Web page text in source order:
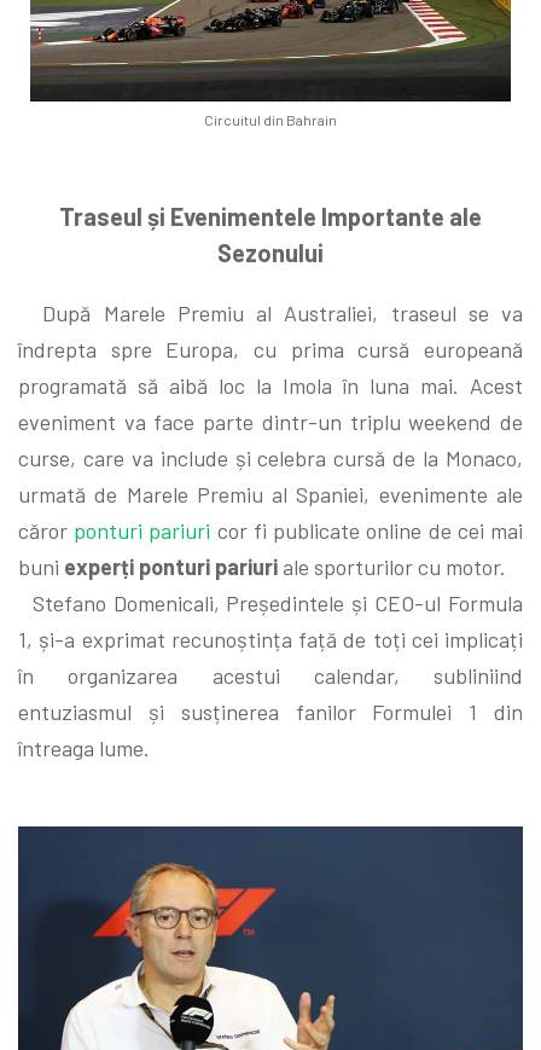
Circuitul din Bahrain
Traseul și Evenimentele Importante ale
Sezonului
După Marele Premiu al Australiei, traseul se va
îndrepta spre Europa, cu prima cursă europeană
programată să aibă loc la Imola în luna mai. Acest
eveniment va face parte dintr-un triplu weekend de
curse, care va include și celebra cursă de la Monaco,
urmată de Marele Premiu al Spaniei, evenimente ale
căror ponturi pariuri cor fi publicate online de cei mai
buni experți ponturi pariuriale sporturilor cu motor.
Stefano Domenicali, Președintele și CEO-ul Formula
1, și-a exprimat recunoștința față de toți cei implicați
în organizarea acestui calendar, subliniind
entuziasmul și susținerea fanilor Formulei 1 din
întreaga lume.